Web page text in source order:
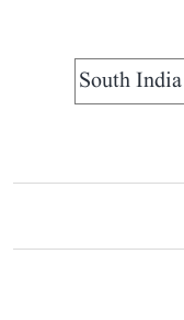
South India